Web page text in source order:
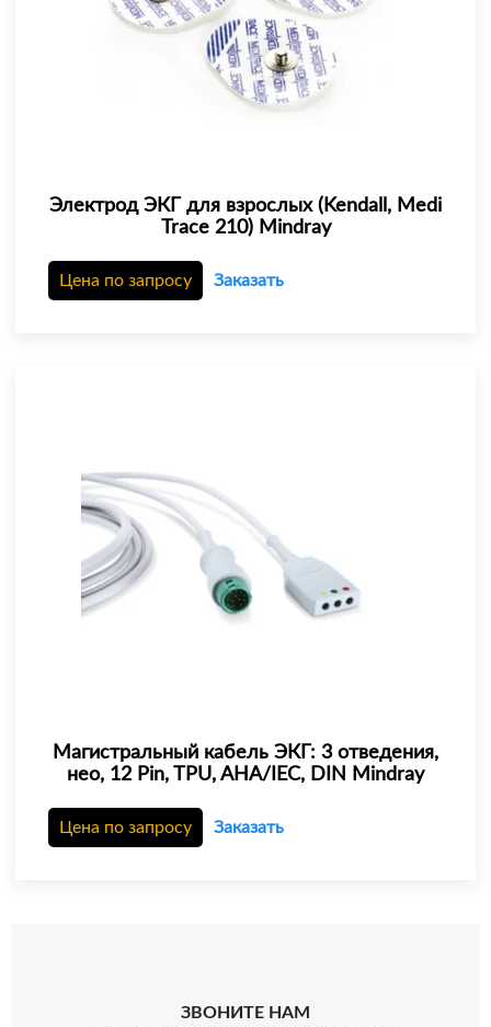
Электрод ЭКГ для взрослых (Kendall, Medi
Trace 210) Mindray
Цена по запросу Заказать
Магистральный кабель ЭКГ: 3 отведения,
нео, 12 Pin, TPU, AHA/IEC, DIN Mindray
Цена по запросу Заказать
ЗВОНИТЕ НАМ